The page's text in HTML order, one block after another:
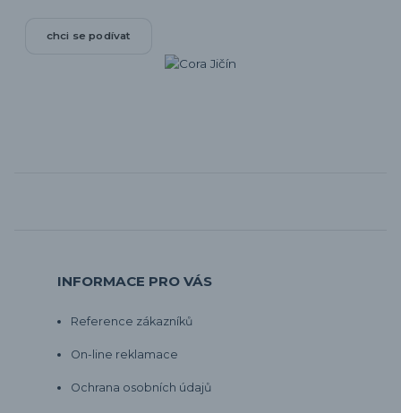
chci se podívat
INFORMACE PRO VÁS
Reference zákazníků
On-line reklamace
Ochrana osobních údajů